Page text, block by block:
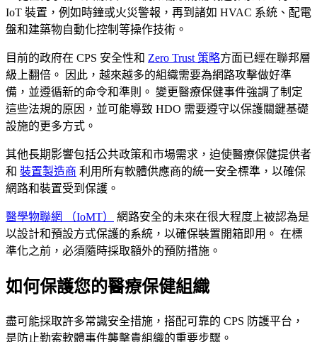
IoT 裝置，例如時鐘或火災警報，再到諸如 HVAC 系統、配電
盤和建築物自動化控制等操作技術。
目前的政府在 CPS 安全性和 Zero Trust 策略方面已經在聯邦層
級上翻倍。 因此，越來越多的組織需要為網路攻擊做好準
備，並遵循新的命令和準則。 變更醫療保健事件強調了制定
這些法規的原因，並可能導致 HDO 需要遵守以保護關鍵基礎
設施的更多方式。
其他長期影響包括公共政策和市場需求，迫使醫療保健提供者
和 裝置製造商 利用所有軟體供應商的統一安全標準，以確保
網路和裝置受到保護。
醫學物聯網 （IoMT）
網路安全的未來在很大程度上被認為是
以設計和預設方式保護的系統，以確保裝置開箱即用。 在標
準化之前，必須隨時採取額外的預防措施。
如何保護您的醫療保健組織
盡可能採取許多常識安全措施，搭配可靠的 CPS 防護平台，
是防止勒索軟體事件襲擊貴組織的重要步驟。